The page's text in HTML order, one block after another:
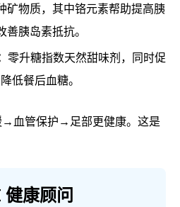
矿物质，其中铬元素帮助提高胰
胰岛素抵抗。
零升糖指数天然甜味剂，同时促
低餐后血糖。
血管保护→足部更健康。这是
康顾问